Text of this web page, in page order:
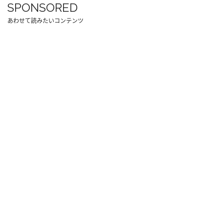
SPONSORED
あわせて読みたいコンテンツ